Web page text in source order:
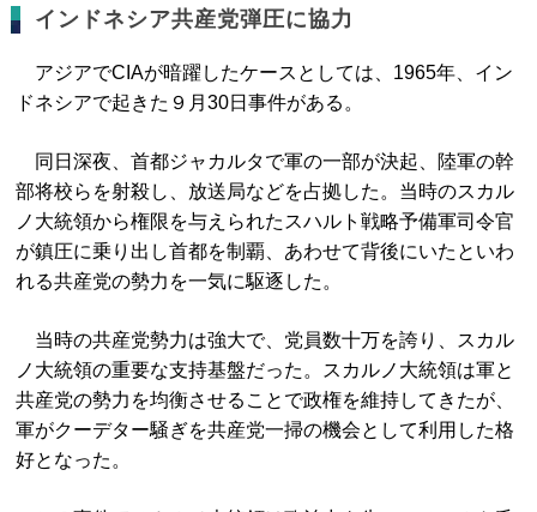
インドネシア共産党弾圧に協力
アジアでCIAが暗躍したケースとしては、1965年、イン
ドネシアで起きた９月30日事件がある。
同日深夜、首都ジャカルタで軍の一部が決起、陸軍の幹
部将校らを射殺し、放送局などを占拠した。当時のスカル
ノ大統領から権限を与えられたスハルト戦略予備軍司令官
が鎮圧に乗り出し首都を制覇、あわせて背後にいたといわ
れる共産党の勢力を一気に駆逐した。
当時の共産党勢力は強大で、党員数十万を誇り、スカル
ノ大統領の重要な支持基盤だった。スカルノ大統領は軍と
共産党の勢力を均衡させることで政権を維持してきたが、
軍がクーデター騒ぎを共産党一掃の機会として利用した格
好となった。